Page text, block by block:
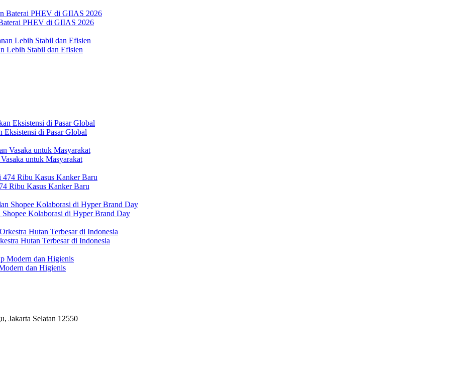
PHEV di GIIAS 2026
Lebih Stabil dan Efisien
di Pasar Global
untuk Masyarakat
Ribu Kasus Kanker Baru
Kolaborasi di Hyper Brand Day
Hutan Terbesar di Indonesia
dan Higienis
Jakarta Selatan 12550